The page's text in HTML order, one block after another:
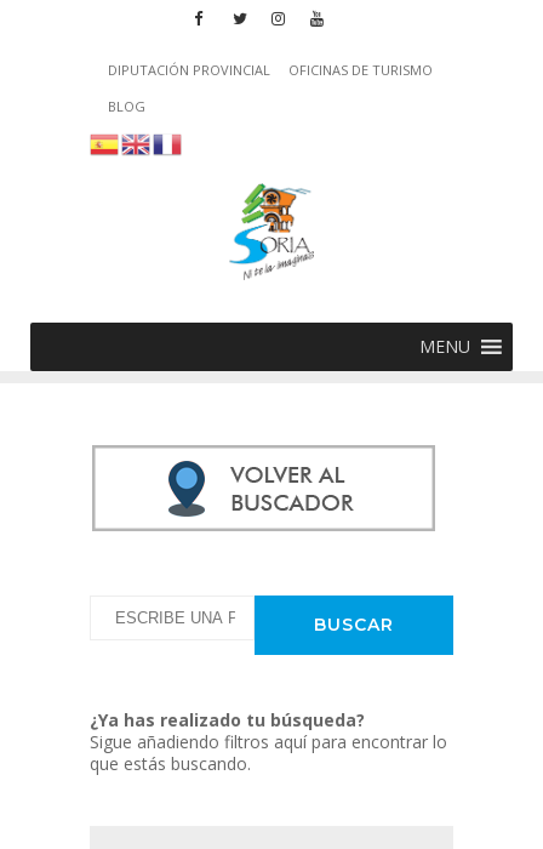
DIPUTACIÓN PROVINCIAL
OFICINAS DE TURISMO
BLOG
MENU
¿Ya has realizado tu búsqueda?
Sigue añadiendo filtros aquí para encontrar lo
que estás buscando.